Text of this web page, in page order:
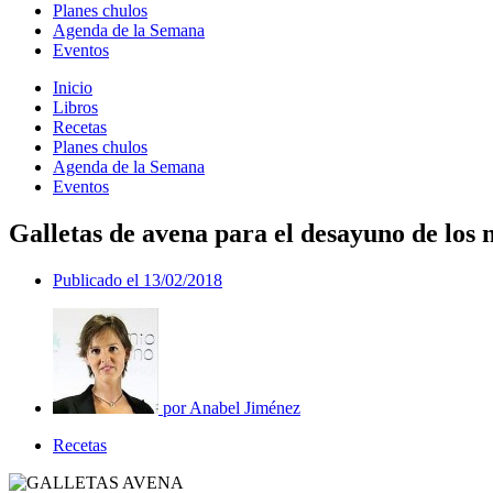
Planes chulos
Agenda de la Semana
Eventos
Inicio
Libros
Recetas
Planes chulos
Agenda de la Semana
Eventos
Galletas de avena para el desayuno de los
Publicado el 13/02/2018
porAnabel Jiménez
Recetas